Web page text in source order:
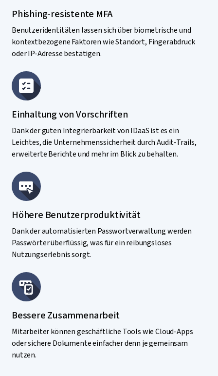
Phishing-resistente MFA
Benutzeridentitäten lassen sich über biometrische und
kontextbezogene Faktoren wie Standort, Fingerabdruck
oder IP-Adresse bestätigen.
Einhaltung von Vorschriften
Dank der guten Integrierbarkeit von IDaaS ist es ein
Leichtes, die Unternehmenssicherheit durch Audit-Trails,
erweiterte Berichte und mehr im Blick zu behalten.
Höhere Benutzerproduktivität
Dank der automatisierten Passwortverwaltung werden
Passwörter überflüssig, was für ein reibungsloses
Nutzungserlebnis sorgt.
Bessere Zusammenarbeit
Mitarbeiter können geschäftliche Tools wie Cloud-Apps
oder sichere Dokumente einfacher denn je gemeinsam
nutzen.